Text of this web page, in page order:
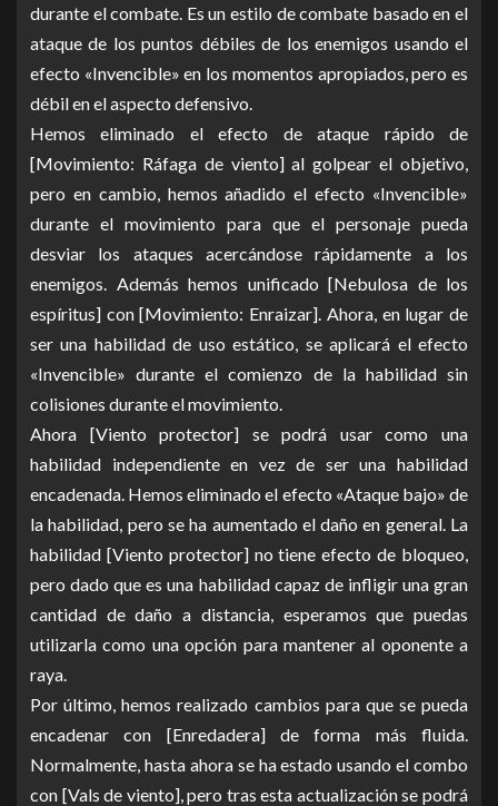
durante el combate. Es un estilo de combate basado en el
ataque de los puntos débiles de los enemigos usando el
efecto «Invencible» en los momentos apropiados, pero es
débil en el aspecto defensivo.
Hemos eliminado el efecto de ataque rápido de
[Movimiento: Ráfaga de viento] al golpear el objetivo,
pero en cambio, hemos añadido el efecto «Invencible»
durante el movimiento para que el personaje pueda
desviar los ataques acercándose rápidamente a los
enemigos. Además hemos unificado [Nebulosa de los
espíritus] con [Movimiento: Enraizar]. Ahora, en lugar de
ser una habilidad de uso estático, se aplicará el efecto
«Invencible» durante el comienzo de la habilidad sin
colisiones durante el movimiento.
Ahora [Viento protector] se podrá usar como una
habilidad independiente en vez de ser una habilidad
encadenada. Hemos eliminado el efecto «Ataque bajo» de
la habilidad, pero se ha aumentado el daño en general. La
habilidad [Viento protector] no tiene efecto de bloqueo,
pero dado que es una habilidad capaz de infligir una gran
cantidad de daño a distancia, esperamos que puedas
utilizarla como una opción para mantener al oponente a
raya.
Por último, hemos realizado cambios para que se pueda
encadenar con [Enredadera] de forma más fluida.
Normalmente, hasta ahora se ha estado usando el combo
con [Vals de viento], pero tras esta actualización se podrá